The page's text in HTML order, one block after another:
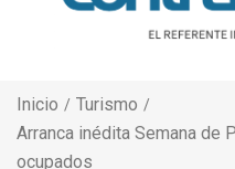
Inicio
Turismo
Arranca inédita Semana de
ocupados